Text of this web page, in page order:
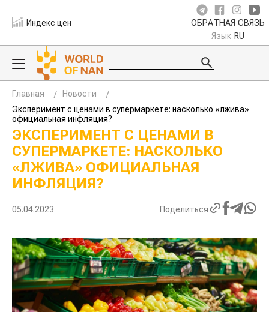
Индекс цен ОБРАТНАЯ СВЯЗЬ
Язык RU
Главная
Новости
Эксперимент с ценами в супермаркете: насколько «лжива»
официальная инфляция?
ЭКСПЕРИМЕНТ С ЦЕНАМИ В
СУПЕРМАРКЕТЕ: НАСКОЛЬКО
«ЛЖИВА» ОФИЦИАЛЬНАЯ
ИНФЛЯЦИЯ?
05.04.2023 Поделиться